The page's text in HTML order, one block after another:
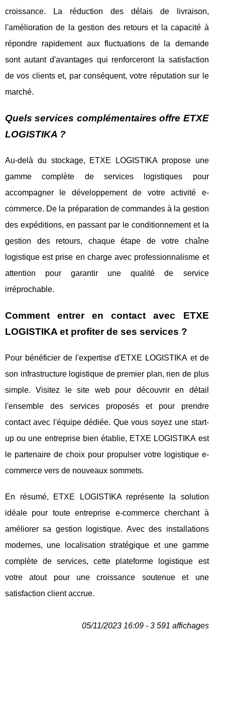
croissance. La réduction des délais de livraison,
l'amélioration de la gestion des retours et la capacité à
répondre rapidement aux fluctuations de la demande
sont autant d'avantages qui renforceront la satisfaction
de vos clients et, par conséquent, votre réputation sur le
marché.
Quels services complémentaires offre ETXE
LOGISTIKA ?
Au-delà du stockage, ETXE LOGISTIKA propose une
gamme complète de services logistiques pour
accompagner le développement de votre activité e-
commerce. De la préparation de commandes à la gestion
des expéditions, en passant par le conditionnement et la
gestion des retours, chaque étape de votre chaîne
logistique est prise en charge avec professionnalisme et
attention pour garantir une qualité de service
irréprochable.
Comment entrer en contact avec ETXE
LOGISTIKA et profiter de ses services ?
Pour bénéficier de l'expertise d'ETXE LOGISTIKA et de
son infrastructure logistique de premier plan, rien de plus
simple. Visitez le site web pour découvrir en détail
l'ensemble des services proposés et pour prendre
contact avec l'équipe dédiée. Que vous soyez une start-
up ou une entreprise bien établie, ETXE LOGISTIKA est
le partenaire de choix pour propulser votre logistique e-
commerce vers de nouveaux sommets.
En résumé, ETXE LOGISTIKA représente la solution
idéale pour toute entreprise e-commerce cherchant à
améliorer sa gestion logistique. Avec des installations
modernes, une localisation stratégique et une gamme
complète de services, cette plateforme logistique est
votre atout pour une croissance soutenue et une
satisfaction client accrue.
05/11/2023 16:09 - 3 591 affichages